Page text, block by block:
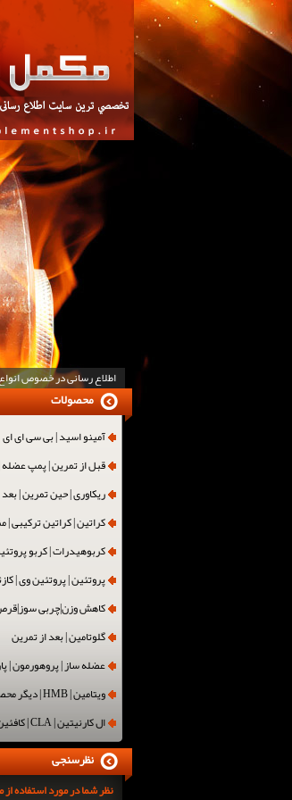
اطلاع رسانی در خصوص
آمینو اسید | بی سی ای ای
قبل از تمرین | پمپ عضله
ریکاوری | حین تمرین |
کراتین | کراتین ترکیبی
کربوهیدرات | کربو
پروتئین | پروتئین وی |
کاهش وزن|چربی
گلوتامین | بعد از تمرین
عضله ساز | پروهورمون |
ویتامین | HMB | دیگر محصولات
ال کارنیتین | CLA | کافئین
محصولات
نظر شما در مورد استفاده
نظرسنجی